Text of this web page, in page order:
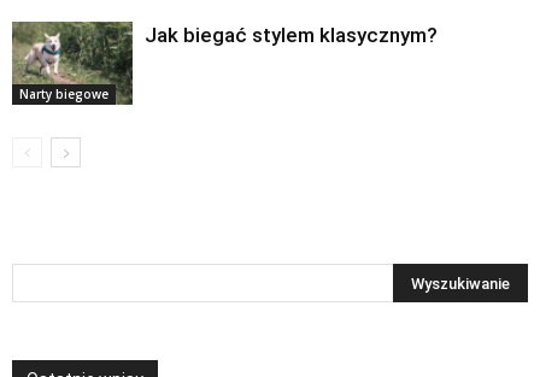
Narty biegowe
Jak biegać stylem klasycznym?